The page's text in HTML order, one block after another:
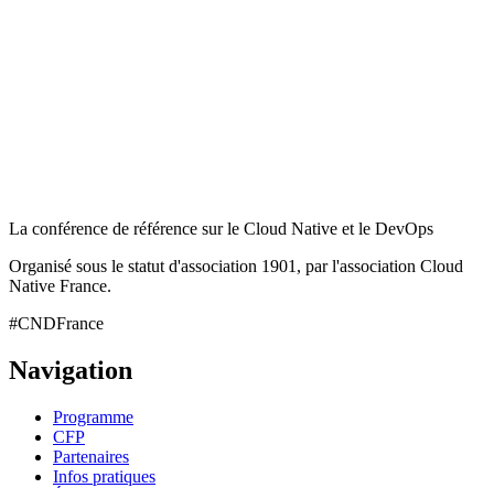
La conférence de référence sur le Cloud Native et le DevOps
Organisé sous le statut d'association 1901, par l'association Cloud
Native France.
#CNDFrance
Navigation
Programme
CFP
Partenaires
Infos pratiques